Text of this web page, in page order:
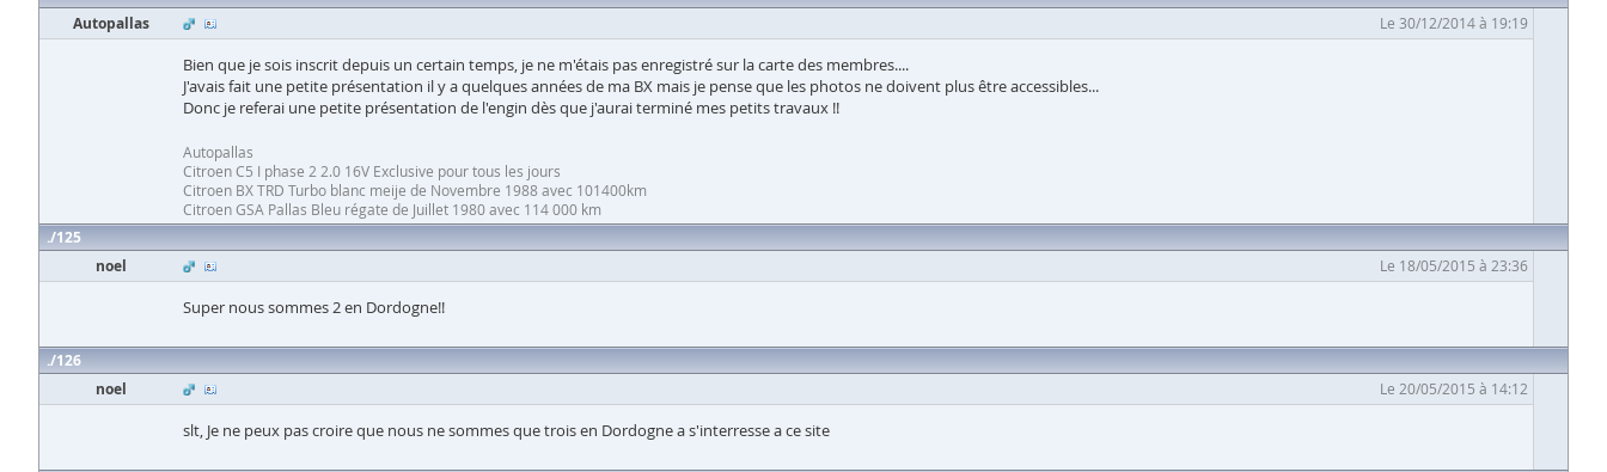
Autopallas
Le 30/12/2014 à 19:19
Bien que je sois inscrit depuis un certain temps, je ne m'étais pas enregistré sur la carte des membres....
J'avais fait une petite présentation il y a quelques années de ma BX mais je pense que les photos ne doivent plus être accessibles...
Donc je referai une petite présentation de l'engin dès que j'aurai terminé mes petits travaux !!
Autopallas
Citroen C5 I phase 2 2.0 16V Exclusive pour tous les jours
Citroen BX TRD Turbo blanc meije de Novembre 1988 avec 101400km
Citroen GSA Pallas Bleu régate de Juillet 1980 avec 114 000 km
125
noel
Le 18/05/2015 à 23:36
Super nous sommes 2 en Dordogne!!
126
noel
Le 20/05/2015 à 14:12
slt, Je ne peux pas croire que nous ne sommes que trois en Dordogne a s'interresse a ce site